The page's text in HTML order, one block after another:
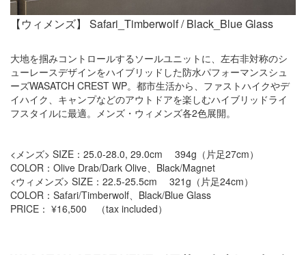
【ウィメンズ】 Safari_Timberwolf / Black_Blue Glass
大地を掴みコントロールするソールユニットに、左右非対称のシ
ューレースデザインをハイブリッドした防水パフォーマンスシュ
ーズWASATCH CREST WP。都市生活から、ファストハイクやデ
イハイク、キャンプなどのアウトドアを楽しむハイブリッドライ
フスタイルに最適。メンズ・ウィメンズ各2色展開。
<メンズ> SIZE：25.0-28.0, 29.0cm 394g（片足27cm）
COLOR：Olive Drab/Dark Olive、Black/Magnet
<ウィメンズ> SIZE：22.5-25.5cm 321g（片足24cm）
COLOR：Safari/Timberwolf、Black/Blue Glass
PRICE： ¥16,500 （tax included）